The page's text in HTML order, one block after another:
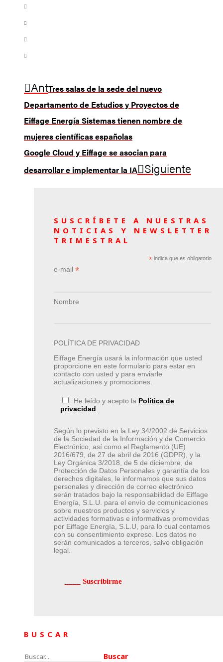
AntTres salas de la sede del nuevo
Departamento de Estudios y Proyectos de
Eiffage Energía Sistemas tienen nombre de
mujeres científicas españolas
Google Cloud y Eiffage se asocian para
desarrollar e implementar la IA
Siguiente
SUSCRÍBETE A NUESTRAS
NOTICIAS Y NEWSLETTER
TRIMESTRAL
*indica que es obligatorio
e-mail *
Nombre
POLÍTICA DE PRIVACIDAD
Eiffage Energía usará la información que usted
proporcione en este formulario para estar en
contacto con usted y para enviarle
actualizaciones y promociones.
He leído y acepto la Política de
privacidad
Según lo previsto en la Ley 34/2002 de Servicios
de la Sociedad de la Información y de Comercio
Electrónico, así como el Reglamento (UE)
2016/679, de 27 de abril de 2016 (GDPR), y la
Ley Orgánica 3/2018, de 5 de diciembre, de
Protección de Datos Personales y garantía de los
derechos digitales, le informamos que sus datos
personales y dirección de correo electrónico
serán tratados bajo la responsabilidad de Eiffage
Energía, S.L.U. para el envío de comunicaciones
sobre nuestros productos y servicios y
actividades formativas e informativas promovidas
por Eiffage Energía, S.L.U, para lo cual contamos
con su consentimiento expreso. Los datos no
serán comunicados a terceros, salvo obligación
legal.
BUSCAR
Buscar: